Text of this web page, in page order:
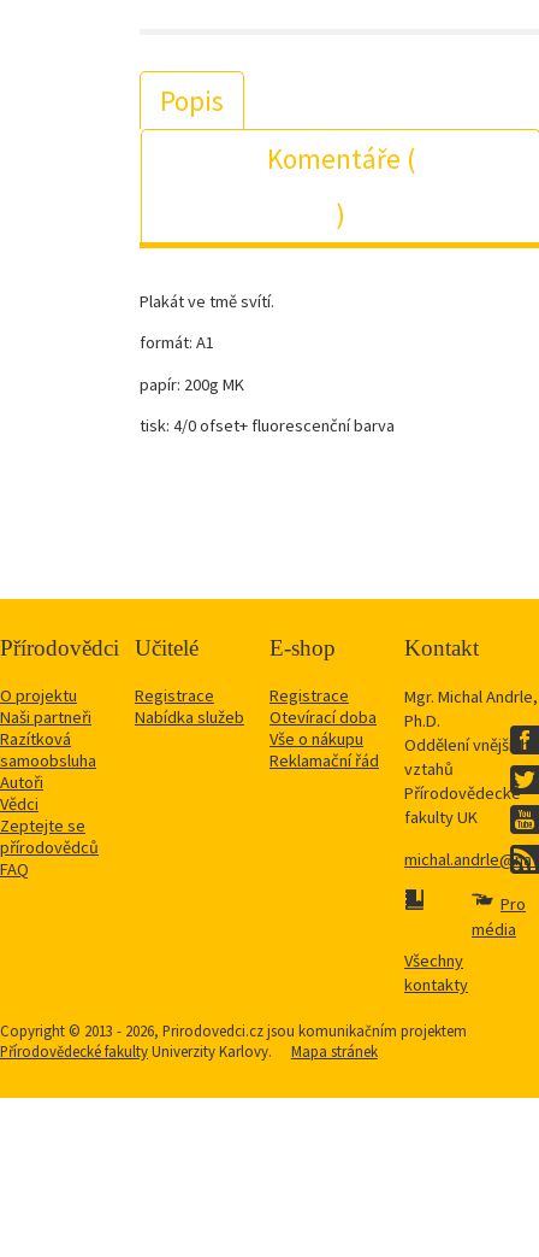
Popis
Komentáře (
)
Plakát ve tmě svítí.
formát: A1
papír: 200g MK
tisk: 4/0 ofset+ fluorescenční barva
Přírodovědci
O projektu
Naši partneři
Razítková
samoobsluha
Autoři
Vědci
Zeptejte se
přírodovědců
FAQ
Učitelé
Registrace
Nabídka služeb
E-shop
Registrace
Otevírací doba
Vše o nákupu
Reklamační řád
Kontakt
Mgr. Michal Andrle,
Ph.D.
Oddělení vnějších
vztahů
Přírodovědecké
fakulty UK
Všechny
kontakty
Pro
média
Copyright © 2013 - 2026, Prirodovedci.cz jsou komunikačním projektem
Přírodovědecké fakultyUniverzity Karlovy. Mapa stránek